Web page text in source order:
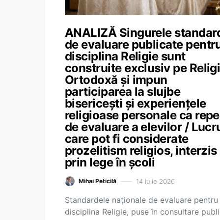
ANALIZĂ Singurele
de evaluare publicate
disciplina Religie sunt
construite exclusiv pe
Ortodoxă și impun
participarea la slujbe
bisericești și experiențele
religioase personale ca
de evaluare a elevilor /
care pot fi considerate
prozelitism religios, interzis
prin lege în școli
Mihai Peticilă 14 iulie 2026
Standardele naționale de evaluare pentru
disciplina Religie, puse în consultare